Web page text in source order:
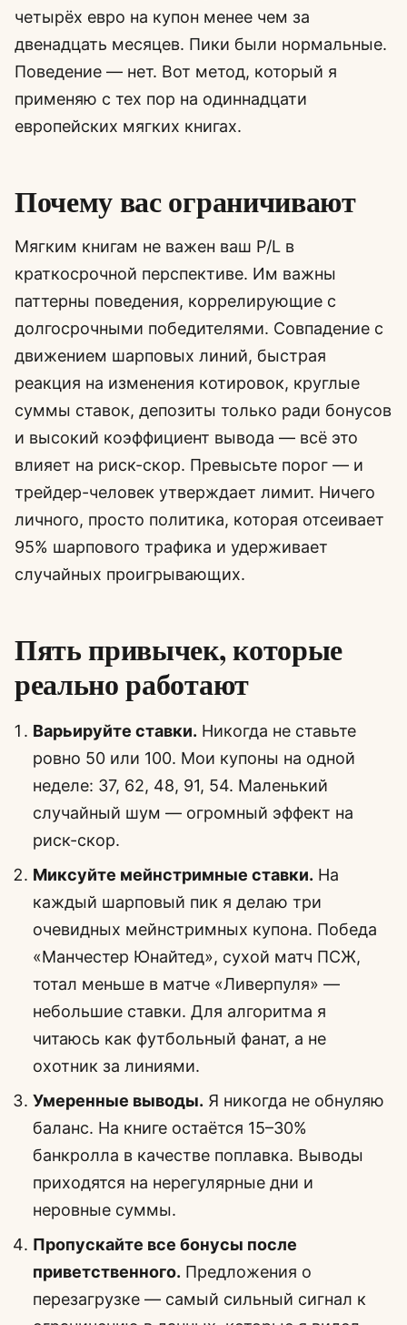
четырёх евро на купон менее чем за
двенадцать месяцев. Пики были нормальные.
Поведение — нет. Вот метод, который я
применяю с тех пор на одиннадцати
европейских мягких книгах.
Почему вас ограничивают
Мягким книгам не важен ваш P/L в
краткосрочной перспективе. Им важны
паттерны поведения, коррелирующие с
долгосрочными победителями. Совпадение с
движением шарповых линий, быстрая
реакция на изменения котировок, круглые
суммы ставок, депозиты только ради бонусов
и высокий коэффициент вывода — всё это
влияет на риск-скор. Превысьте порог — и
трейдер-человек утверждает лимит. Ничего
личного, просто политика, которая отсеивает
95% шарпового трафика и удерживает
случайных проигрывающих.
Пять привычек, которые
реально работают
Варьируйте ставки. Никогда не ставьте
ровно 50 или 100. Мои купоны на одной
неделе: 37, 62, 48, 91, 54. Маленький
случайный шум — огромный эффект на
риск-скор.
Миксуйте мейнстримные ставки. На
каждый шарповый пик я делаю три
очевидных мейнстримных купона. Победа
«Манчестер Юнайтед», сухой матч ПСЖ,
тотал меньше в матче «Ливерпуля» —
небольшие ставки. Для алгоритма я
читаюсь как футбольный фанат, а не
охотник за линиями.
Умеренные выводы. Я никогда не обнуляю
баланс. На книге остаётся 15–30%
банкролла в качестве поплавка. Выводы
приходятся на нерегулярные дни и
неровные суммы.
Пропускайте все бонусы после
приветственного. Предложения о
перезагрузке — самый сильный сигнал к